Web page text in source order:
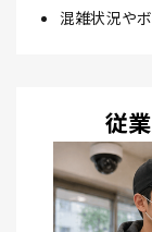
混雑状況や
従